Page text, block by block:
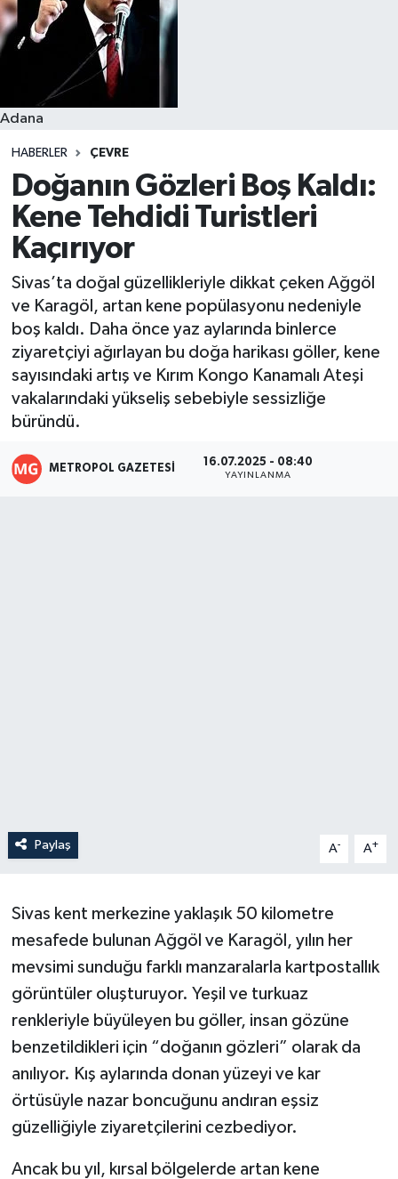
Adana
HABERLER ÇEVRE
Doğanın Gözleri Boş Kaldı:
Kene Tehdidi Turistleri
Kaçırıyor
Sivas’ta doğal güzellikleriyle dikkat çeken Ağgöl
ve Karagöl, artan kene popülasyonu nedeniyle
boş kaldı. Daha önce yaz aylarında binlerce
ziyaretçiyi ağırlayan bu doğa harikası göller, kene
sayısındaki artış ve Kırım Kongo Kanamalı Ateşi
vakalarındaki yükseliş sebebiyle sessizliğe
büründü.
METROPOL GAZETESI 16.07.2025 - 08:40
YAYINLANMA
Paylaş A- A+
Sivas kent merkezine yaklaşık 50 kilometre
mesafede bulunan Ağgöl ve Karagöl, yılın her
mevsimi sunduğu farklı manzaralarla kartpostallık
görüntüler oluşturuyor. Yeşil ve turkuaz
renkleriyle büyüleyen bu göller, insan gözüne
benzetildikleri için “doğanın gözleri” olarak da
anılıyor. Kış aylarında donan yüzeyi ve kar
örtüsüyle nazar boncuğunu andıran eşsiz
güzelliğiyle ziyaretçilerini cezbediyor.
Ancak bu yıl, kırsal bölgelerde artan kene
Resmi İlanlar